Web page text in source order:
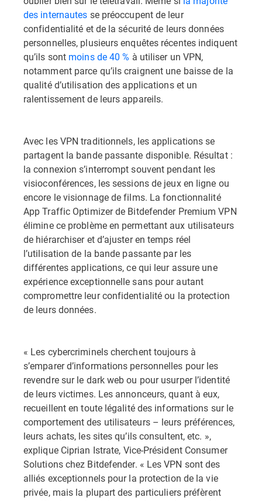
des internautes se préoccupent de leur
confidentialité et de la sécurité de leurs données
personnelles, plusieurs enquêtes récentes indiquent
qu’ils sont moins de 40 % à utiliser un VPN,
notamment parce qu’ils craignent une baisse de la
qualité d’utilisation des applications et un
ralentissement de leurs appareils.
Avec lesVPN traditionnels, les applications se
partagent la bande passante disponible. Résultat :
la connexion s’interrompt souvent pendant les
visioconférences, les sessions de jeux en ligne ou
encore le visionnage de films. La fonctionnalité
App Traffic Optimizer de Bitdefender Premium VPN
élimine ce problème en permettant aux utilisateurs
de hiérarchiser et d’ajuster en temps réel
l’utilisation de la bande passante par les
différentes applications, ce qui leur assure une
expérience exceptionnelle sans pour autant
compromettre leur confidentialité ou la protection
de leurs données.
« Les cybercriminels cherchent toujours à
s’emparer d’informations personnelles pour les
revendre sur le dark web ou pour usurper l’identité
de leurs victimes. Les annonceurs, quant à eux,
recueillent en toute légalité des informations sur le
comportement des utilisateurs – leurs préférences,
leurs achats, les sites qu’ils consultent, etc. »,
expliqueCiprian Istrate, Vice-Président Consumer
Solutions chez Bitdefender. « Les VPN sont des
alliés exceptionnels pour la protection de la vie
privée, mais la plupart des particuliers préfèrent